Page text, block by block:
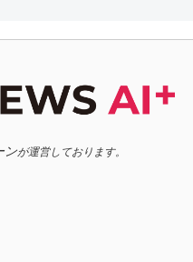
ンが運営しております。